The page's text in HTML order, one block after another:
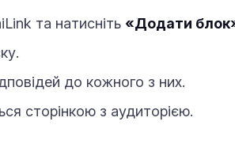
та натисніть «Додати
до кожного з них.
сторінкою з аудиторією.